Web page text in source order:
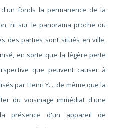
fonds la permanence de la
ni sur le panorama proche ou
des parties sont situés en ville,
en sorte que la légère perte
que peuvent causer à
par Henri Y..., de même que la
du voisinage immédiat d'une
présence d'un appareil de